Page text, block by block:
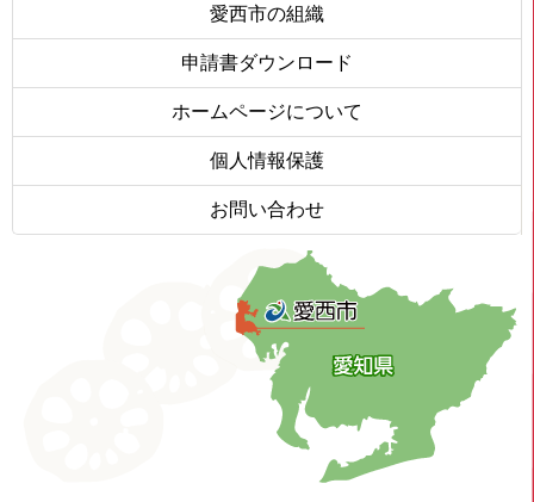
愛西市の組織
申請書ダウンロード
ホームページについて
個人情報保護
お問い合わせ